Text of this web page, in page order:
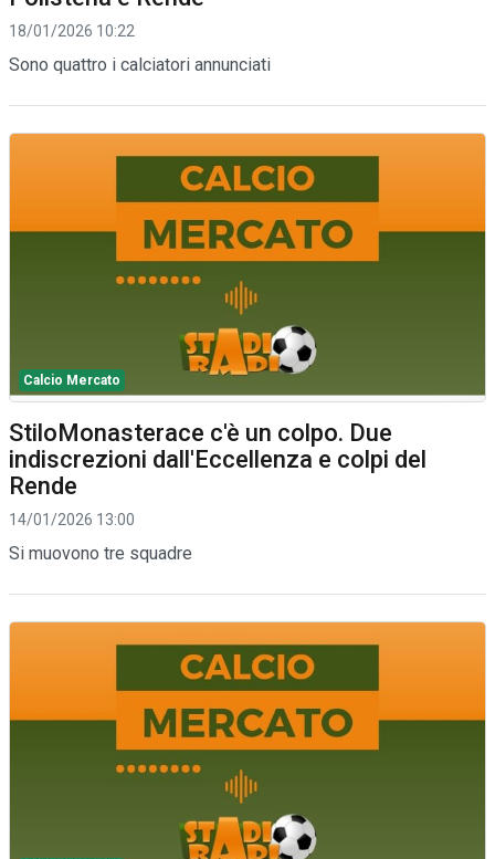
18/01/2026 10:22
Sono quattro i calciatori annunciati
Calcio Mercato
StiloMonasterace c'è un colpo. Due
indiscrezioni dall'Eccellenza e colpi del
Rende
14/01/2026 13:00
Si muovono tre squadre